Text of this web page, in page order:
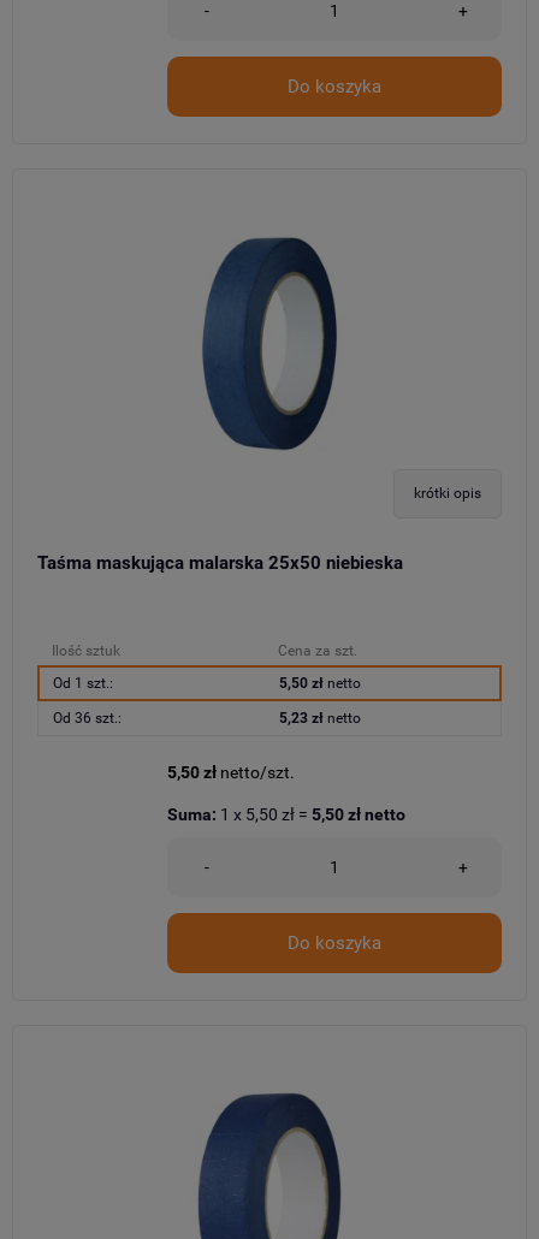
- +
Do koszyka
krótki opis
Taśma maskująca malarska 25x50 niebieska
Ilość sztuk
Cena za szt.
Od 1 szt.:
5,50 złnetto
Od 36 szt.: 5,23 złnetto
5,50 zł netto/szt.
- +
Do koszyka
Suma: 1 x 5,50 zł = 5,50 złnetto